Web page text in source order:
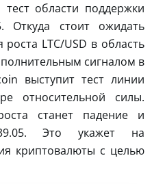
области поддержки
Откуда стоит ожидать
LTC/USD в область
сигналом в
выступит тест линии
относительной силы.
станет падение и
Это укажет на
криптовалюты с целью